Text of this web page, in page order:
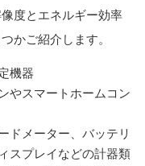
度とエネルギー効率
かご紹介します。
機器
やスマートホームコン
ドメーター、バッテリ
スプレイなどの計器類